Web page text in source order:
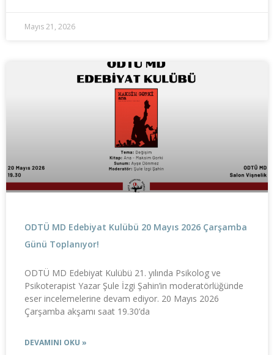
Mayıs 21, 2026
ODTÜ MD Edebiyat Kulübü 20 Mayıs 2026 Çarşamba
Günü Toplanıyor!
ODTÜ MD Edebiyat Kulübü 21. yılında Psikolog ve
Psikoterapist Yazar Şule İzgi Şahin’in moderatörlüğünde
eser incelemelerine devam ediyor. 20 Mayıs 2026
Çarşamba akşamı saat 19.30’da
DEVAMINI OKU »